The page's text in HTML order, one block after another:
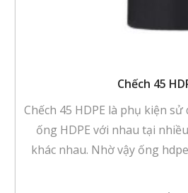
Chếch 45
Chếch 45 HDPE là phụ kiện
ống HDPE với nhau tại
khác nhau. Nhờ vậy ống
nhau.